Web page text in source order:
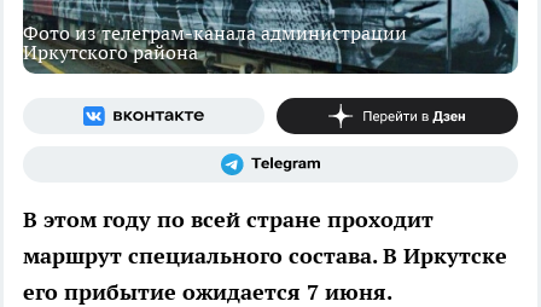
Фото из телеграм-канала администрации
Иркутского района
В этом году по всей стране проходит
маршрут специального состава. В Иркутске
его прибытие ожидается 7 июня.